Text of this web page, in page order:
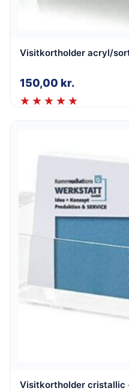
Visitkortholder acryl/
150,00 kr.
Visitkortholder cristallic